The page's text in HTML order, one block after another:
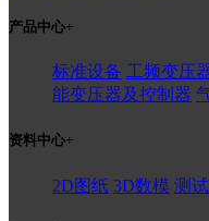
产品中心+
标准设备 工频变压
能变压器及控制器
资料中心+
2D图纸 3D数模 测